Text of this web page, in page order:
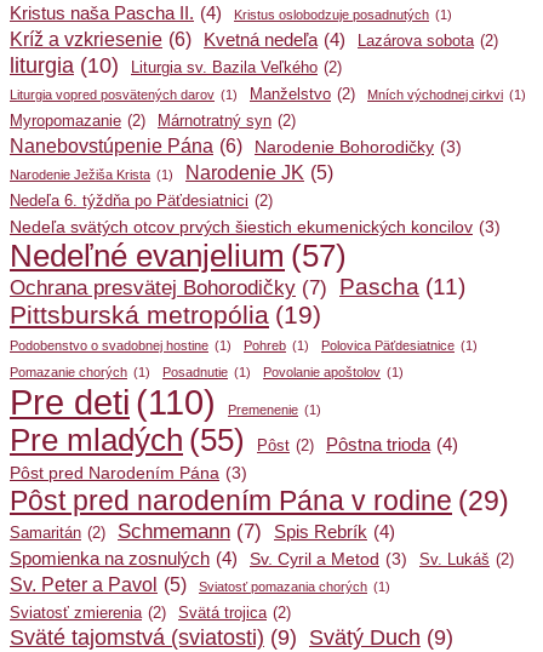
Kristus naša Pascha II. (4) Kristus oslobodzuje posadnutých (1)
Kríž a vzkriesenie (6) Kvetná nedeľa (4) Lazárova sobota (2)
liturgia (10) Liturgia sv. Bazila Veľkého (2)
Liturgia vopred posvätených darov (1) Manželstvo (2) Mních východnej cirkvi (1)
Myropomazanie (2) Márnotratný syn (2)
Nanebovstúpenie Pána (6) Narodenie Bohorodičky (3)
Narodenie Ježiša Krista (1) Narodenie JK (5)
Nedeľa 6. týždňa po Päťdesiatnici (2)
Nedeľa svätých otcov prvých šiestich ekumenických koncilov (3)
Nedeľné evanjelium (57)
Ochrana presvätej Bohorodičky (7) Pascha (11)
Pittsburská metropólia (19)
Podobenstvo o svadobnej hostine (1) Pohreb (1) Polovica Päťdesiatnice (1)
Pomazanie chorých (1) Posadnutie (1) Povolanie apoštolov (1)
Pre deti (110) Premenenie (1)
Pre mladých (55) Pôst (2) Pôstna trioda (4)
Pôst pred Narodením Pána (3)
Pôst pred narodením Pána v rodine (29)
Samaritán (2) Schmemann (7) Spis Rebrík (4)
Spomienka na zosnulých (4) Sv. Cyril a Metod (3) Sv. Lukáš (2)
Sv. Peter a Pavol (5) Sviatosť pomazania chorých (1)
Sviatosť zmierenia (2) Svätá trojica (2)
Sväté tajomstvá (sviatosti) (9) Svätý Duch (9)